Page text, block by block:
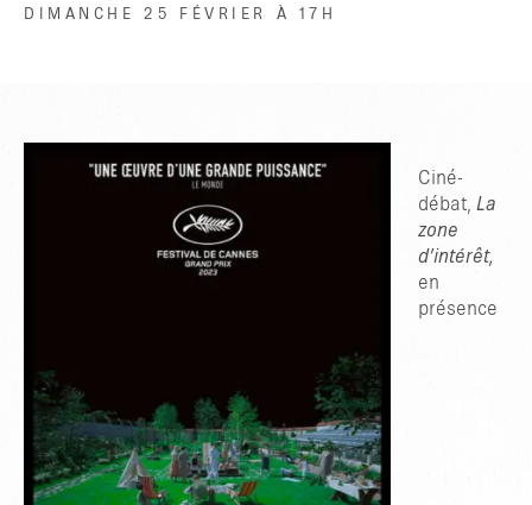
DIMANCHE 25 FÉVRIER À 17H
Ciné-
débat, La
zone
d’intérêt,
en
présence